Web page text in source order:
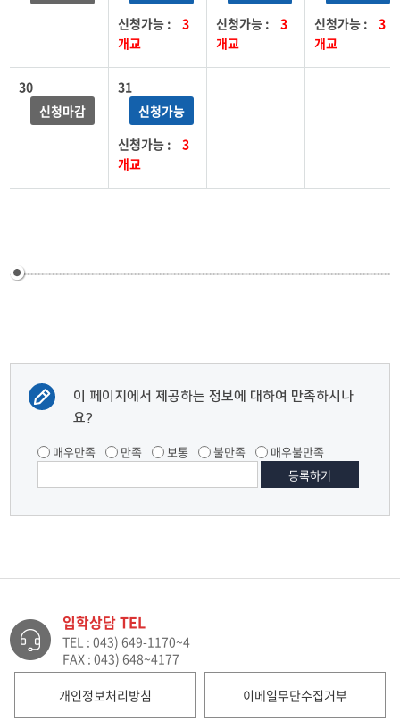
신청가능 :3
개교
신청가능 :3
개교
신청가능 :3
개교
30
신청마감
31
신청가능
신청가능 :3
개교
이 페이지에서 제공하는 정보에 대하여 만족하시나
요?
매우만족 만족 보통 불만족 매우불만족
입학상담 TEL
TEL : 043) 649-1170~4
FAX : 043) 648~4177
개인정보처리방침 이메일무단수집거부